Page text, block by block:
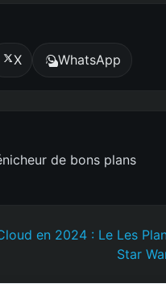
X WhatsApp
de bons plans
en 2024 : Le Les
Star